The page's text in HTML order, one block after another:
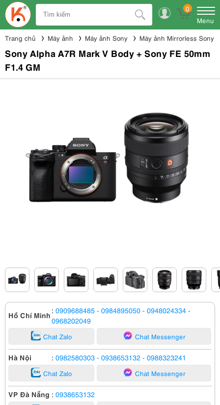
0
Menu
Trang chủ Máy ảnh Máy ảnh Sony Máy ảnh Mirrorless Sony
Sony Alpha A7R Mark V Body + Sony FE 50mm
F1.4 GM
Hồ Chí Minh : 0909688485 - 0984895050 - 0948024334 -
0968202049
Chat Zalo Chat Messenger
Hà Nội : 0982580303 - 0938653132 - 0988323241
Chat Zalo Chat Messenger
VP Đà Nẵng : 0938653132